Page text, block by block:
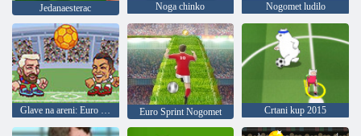
Jedanaesterac Noga chinko Nogomet ludilo
Glave na areni: Euro nogomet Euro Sprint Nogomet Crtani kup 2015